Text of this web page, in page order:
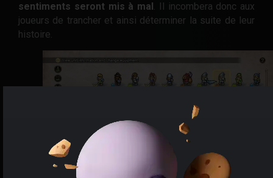
sentiments seront mis à mal . Il incombera donc aux
joueurs de trancher et ainsi déterminer la suite de leur
histoire.